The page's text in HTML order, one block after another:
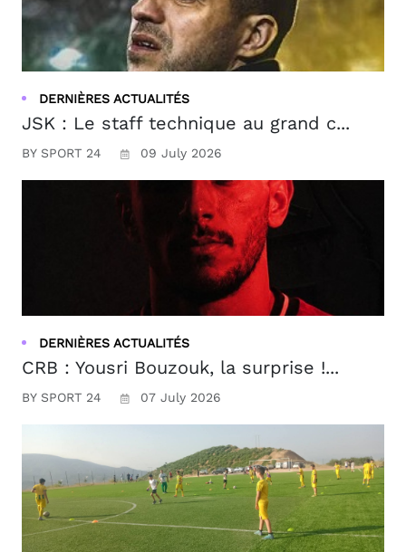
DERNIÈRES ACTUALITÉS
JSK : Le staff technique au grand c...
BY SPORT 24 09 July 2026
DERNIÈRES ACTUALITÉS
CRB : Yousri Bouzouk, la surprise !...
BY SPORT 24 07 July 2026